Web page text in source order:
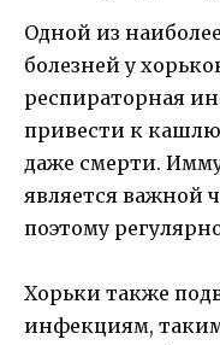
Одной из
болезней у
респираторная
привести к
даже смерти.
является важной
поэтому
Хорьки также
инфекциям,